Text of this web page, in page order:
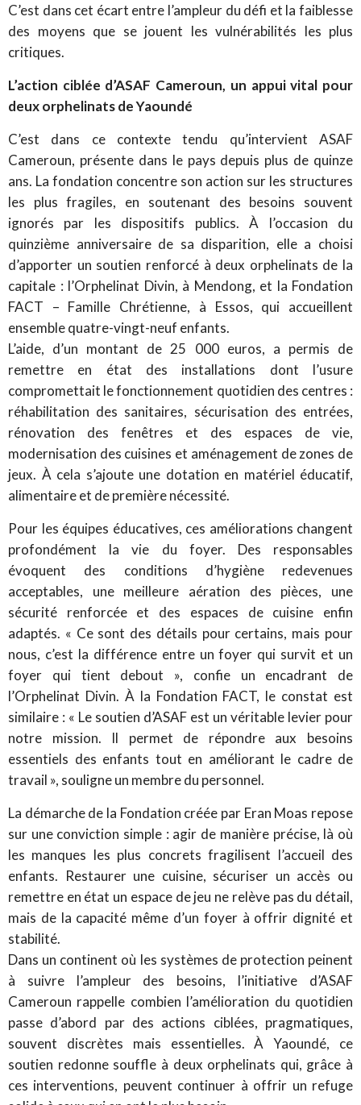
C’est dans cet écart entre l’ampleur du défi et la faiblesse
des moyens que se jouent les vulnérabilités les plus
critiques.
L’action ciblée d’ASAF Cameroun, un appui vital pour
deux orphelinats de Yaoundé
C’est dans ce contexte tendu qu’intervient ASAF
Cameroun, présente dans le pays depuis plus de quinze
ans. La fondation concentre son action sur les structures
les plus fragiles, en soutenant des besoins souvent
ignorés par les dispositifs publics. À l’occasion du
quinzième anniversaire de sa disparition, elle a choisi
d’apporter un soutien renforcé à deux orphelinats de la
capitale : l’Orphelinat Divin, à Mendong, et la Fondation
FACT – Famille Chrétienne, à Essos, qui accueillent
ensemble quatre-vingt-neuf enfants.
L’aide, d’un montant de 25 000 euros, a permis de
remettre en état des installations dont l’usure
compromettait le fonctionnement quotidien des centres :
réhabilitation des sanitaires, sécurisation des entrées,
rénovation des fenêtres et des espaces de vie,
modernisation des cuisines et aménagement de zones de
jeux. À cela s’ajoute une dotation en matériel éducatif,
alimentaire et de première nécessité.
Pour les équipes éducatives, ces améliorations changent
profondément la vie du foyer. Des responsables
évoquent des conditions d’hygiène redevenues
acceptables, une meilleure aération des pièces, une
sécurité renforcée et des espaces de cuisine enfin
adaptés. « Ce sont des détails pour certains, mais pour
nous, c’est la différence entre un foyer qui survit et un
foyer qui tient debout », confie un encadrant de
l’Orphelinat Divin. À la Fondation FACT, le constat est
similaire : « Le soutien d’ASAF est un véritable levier pour
notre mission. Il permet de répondre aux besoins
essentiels des enfants tout en améliorant le cadre de
travail », souligne un membre du personnel.
La démarche de la Fondation créée par Eran Moas repose
sur une conviction simple : agir de manière précise, là où
les manques les plus concrets fragilisent l’accueil des
enfants. Restaurer une cuisine, sécuriser un accès ou
remettre en état un espace de jeu ne relève pas du détail,
mais de la capacité même d’un foyer à offrir dignité et
stabilité.
Dans un continent où les systèmes de protection peinent
à suivre l’ampleur des besoins, l’initiative d’ASAF
Cameroun rappelle combien l’amélioration du quotidien
passe d’abord par des actions ciblées, pragmatiques,
souvent discrètes mais essentielles. À Yaoundé, ce
soutien redonne souffle à deux orphelinats qui, grâce à
ces interventions, peuvent continuer à offrir un refuge